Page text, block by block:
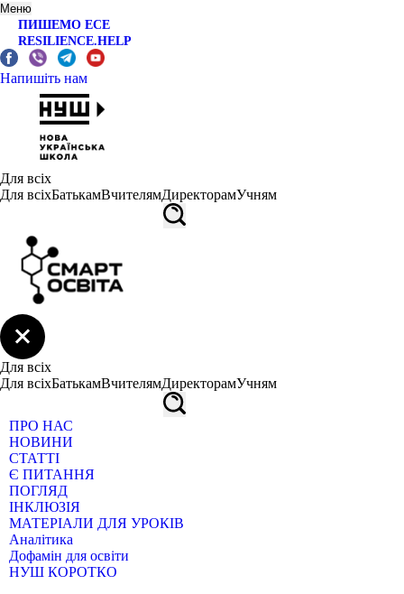
Меню
ПИШЕМО ЕСЕ
RESILIENCE.HELP
Напишіть нам
Для всіх
Для всіхБатькамВчителямДиректорамУчням
Для всіх
Для всіхБатькамВчителямДиректорамУчням
ПРО НАС
НОВИНИ
СТАТТІ
Є ПИТАННЯ
ПОГЛЯД
ІНКЛЮЗІЯ
МАТЕРІАЛИ ДЛЯ УРОКІВ
Аналітика
Дофамін для освіти
НУШ КОРОТКО